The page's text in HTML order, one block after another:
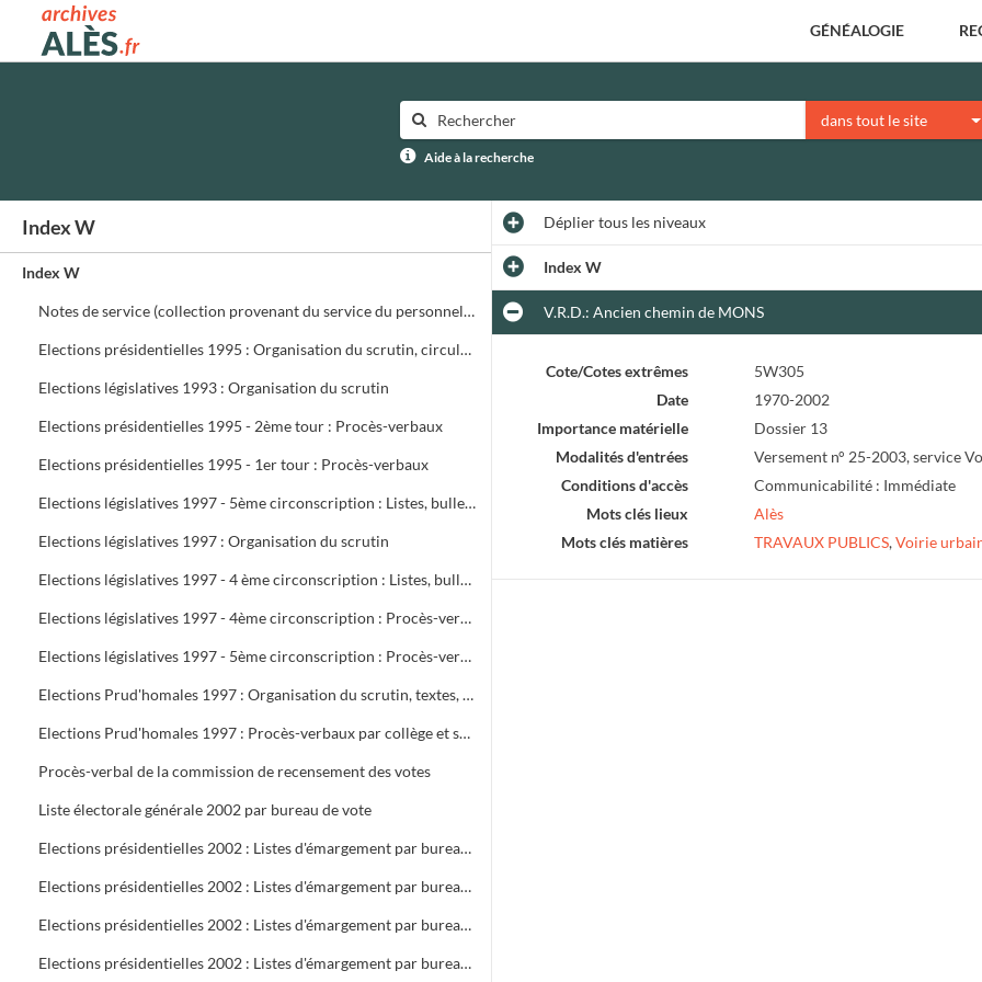
Archives municipales d'Alès GÉNÉALOGIE
dans tout le site
Aide à la recherche
Index W
Index W
Notes de service (collection provenant du service du personnel) ffffff
Elections présidentielles 1995 : Organisation du scrutin, circulaires, assesseurs, délégués, présidents de bureau de vote
Elections législatives 1993 : Organisation du scrutin
Elections présidentielles 1995 - 2ème tour : Procès-verbaux
Elections présidentielles 1995 - 1er tour : Procès-verbaux
Elections législatives 1997 - 5ème circonscription : Listes, bulletins de vote, délégués et assesseurs
Elections législatives 1997 : Organisation du scrutin
Elections législatives 1997 - 4 ème circonscription : Listes, bulletins de vote, délégués et assesseurs
Elections législatives 1997 - 4ème circonscription : Procès-verbaux
Elections législatives 1997 - 5ème circonscription : Procès-verbaux
Elections Prud'homales 1997 : Organisation du scrutin, textes, représentants des organisations professionnelles et syndicales, délégués, bureaux de vote, tableaux de vote par correspondance
Elections Prud'homales 1997 : Procès-verbaux par collège et section
Procès-verbal de la commission de recensement des votes
Liste électorale générale 2002 par bureau de vote
Elections présidentielles 2002 : Listes d'émargement par bureau de vote : 1 à 5
Elections présidentielles 2002 : Listes d'émargement par bureau de vote : 6 à 10
Elections présidentielles 2002 : Listes d'émargement par bureau de vote : 11 à 16 ( pas de 12 )
Elections présidentielles 2002 : Listes d'émargement par bureau de vote : 17 à 21
Dépliertous les niveaux
Index W
V.R.D.: Ancien chemin de MONS
Cote/Cotes extrêmes
5W305
Date
1970-2002
Importance matérielle
Dossier 13
Modalités d'entrées
Versement n° 25-2003, service
Conditions d'accès
Communicabilité : Immédiate
Mots clés lieux
Alès
Mots clés matières
TRAVAUX PUBLICS,Voirie